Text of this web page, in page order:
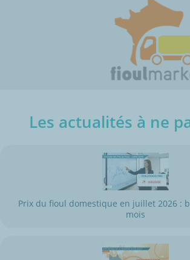
Les actualités à ne
Prix du fioul domestique en juillet 2026 :
mois